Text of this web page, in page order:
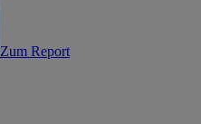
Zum Report